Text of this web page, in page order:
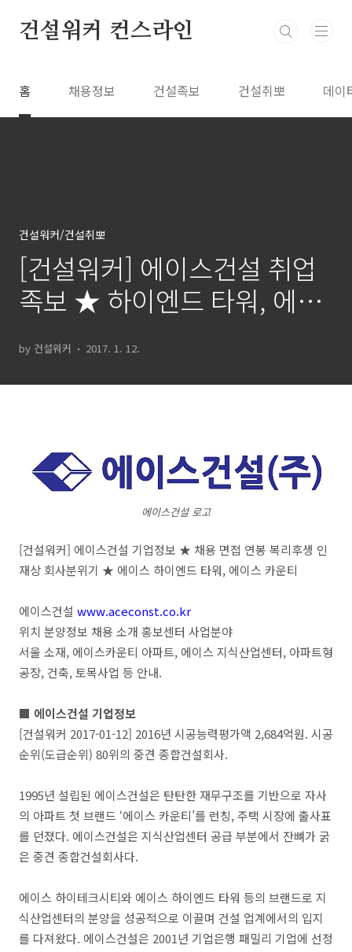
건설워커 컨스라인
홈 채용정보 건설족보 건설취뽀 데이
건설워커/건설취뽀
[건설워커] 에이스건설 취업
족보 ★ 하이엔드 타워, 에이
by 건설워커 2017. 1. 12.
에이스건설 로고
[건설워커] 에이스건설 기업정보 ★ 채용 면접 연봉 복리후생 인
재상 회사분위기 ★ 에이스 하이엔드 타워, 에이스 카운티
에이스건설 www.aceconst.co.kr
위치 분양정보 채용 소개 홍보센터 사업분야
서울 소재, 에이스카운티 아파트, 에이스 지식산업센터, 아파트형
공장, 건축, 토목사업 등 안내.
■ 에이스건설 기업정보
[건설워커 2017-01-12] 2016년 시공능력평가액 2,684억원. 시공
순위(도급순위) 80위의 중견 종합건설회사.
1995년 설립된 에이스건설은 탄탄한 재무구조를 기반으로 자사
의 아파트 첫 브랜드 ‘에이스 카운티’를 런칭, 주택 시장에 출사표
를 던졌다. 에이스건설은 지식산업센터 공급 부분에서 잔뼈가 굵
은 중견 종합건설회사다.
에이스 하이테크시티와 에이스 하이엔드 타워 등의 브랜드로 지
식산업센터의 분양을 성공적으로 이끌며 건설 업계에서의 입지
를 다져왔다. 에이스건설은 2001년 기업은행 패밀리 기업에 선정